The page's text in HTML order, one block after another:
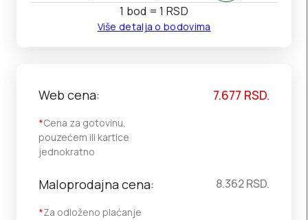
1 bod = 1 RSD
Više detalja o bodovima
Web cena:
*Cena za gotovinu,
pouzećem ili kartice
jednokratno
7.677 RSD.
Maloprodajna cena:
*Za odloženo plaćanje
8.362RSD.